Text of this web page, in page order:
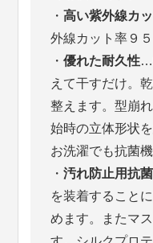
・高い紫外線カ
外線カット率９
・優れた耐久性…
えて干すだけ。
整えます。型崩
始時の立体形状
お洗濯でも抗菌
・汚れ防止用抗
を装着すること
めます。またマ